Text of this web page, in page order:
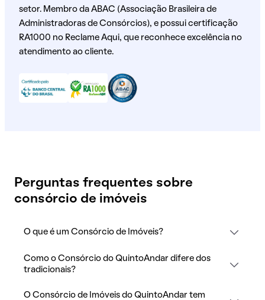
setor. Membro da ABAC (Associação Brasileira de
Administradoras de Consórcios), e possui certificação
RA1000 no Reclame Aqui, que reconhece excelência no
atendimento ao cliente.
Perguntas frequentes sobre
consórcio de imóveis
O que é um Consórcio de Imóveis?
Como o Consórcio do QuintoAndar difere dos
tradicionais?
O Consórcio de Imóveis do QuintoAndar tem